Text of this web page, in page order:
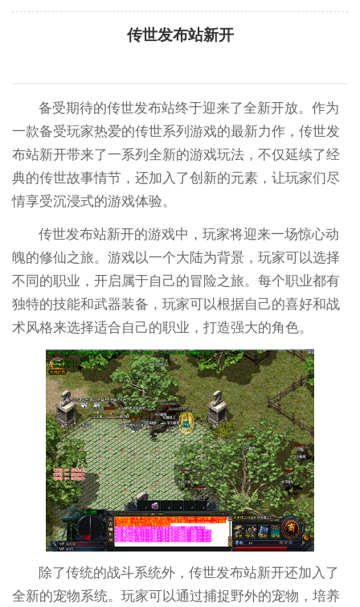
传世发布站新开
备受期待的传世发布站终于迎来了全新开放。作为
一款备受玩家热爱的传世系列游戏的最新力作，传世发
布站新开带来了一系列全新的游戏玩法，不仅延续了经
典的传世故事情节，还加入了创新的元素，让玩家们尽
情享受沉浸式的游戏体验。
传世发布站新开的游戏中，玩家将迎来一场惊心动
魄的修仙之旅。游戏以一个大陆为背景，玩家可以选择
不同的职业，开启属于自己的冒险之旅。每个职业都有
独特的技能和武器装备，玩家可以根据自己的喜好和战
术风格来选择适合自己的职业，打造强大的角色。
除了传统的战斗系统外，传世发布站新开还加入了
全新的宠物系统。玩家可以通过捕捉野外的宠物，培养